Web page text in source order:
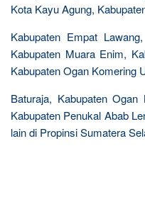
Kota Kayu Agung,
Kabupaten Empat
Kabupaten Muara Enim,
Kabupaten Ogan Komering
Baturaja, Kabupaten
Kabupaten Penukal Abab
lain di Propinsi Sumatera